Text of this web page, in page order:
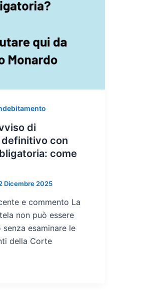
di
con
come
Dicembre 2025
e commento La
non può essere
esaminare le
della Corte